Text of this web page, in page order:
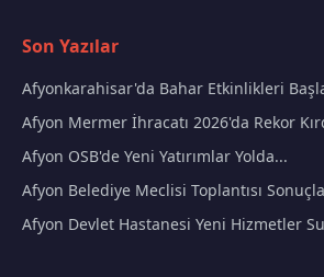
Son Yazılar
Afyonkarahisar'da Bahar Etkinlikleri
Afyon Mermer İhracatı 2026'da Rekor
Afyon OSB'de Yeni Yatırımlar Yolda...
Afyon Belediye Meclisi Toplantısı
Afyon Devlet Hastanesi Yeni Hizmetler